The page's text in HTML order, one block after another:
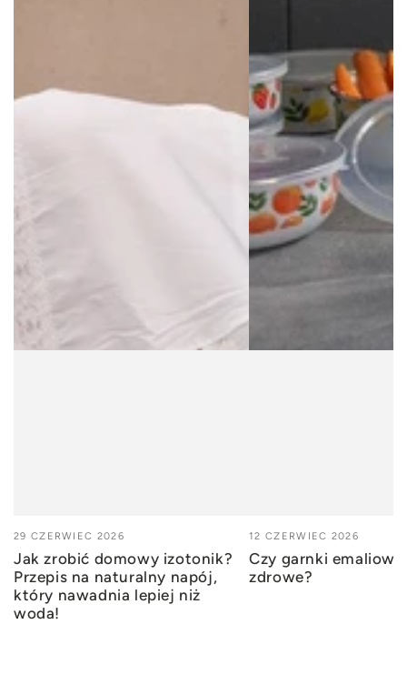
29 CZERWIEC 2026
Jak zrobić domowy izotonik?
Przepis na naturalny napój,
który nawadnia lepiej niż
woda!
12 CZERWIEC 2026
Czy garnki
zdrowe?